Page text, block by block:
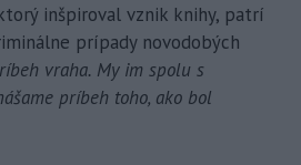
inšpiroval vznik knihy, patrí
prípady novodobých
vraha. My im spolu s
príbeh toho, ako bol